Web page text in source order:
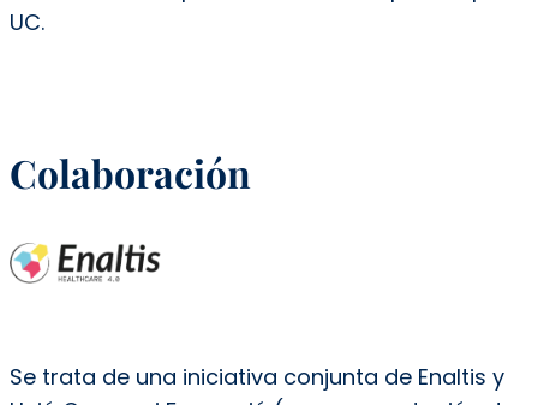
UC.
Colaboración
Se trata de una iniciativa conjunta de Enaltis y